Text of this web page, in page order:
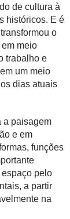
de cultura à
históricos. E é
o
meio
trabalho e
um meio
dias atuais
a paisagem
e em
funções
pelo
a partir
na